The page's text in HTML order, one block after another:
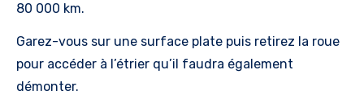
80 000 km.
Garez-vous sur une surface plate puis retirez la roue
pour accéder à l’étrier qu’il faudra également
démonter.